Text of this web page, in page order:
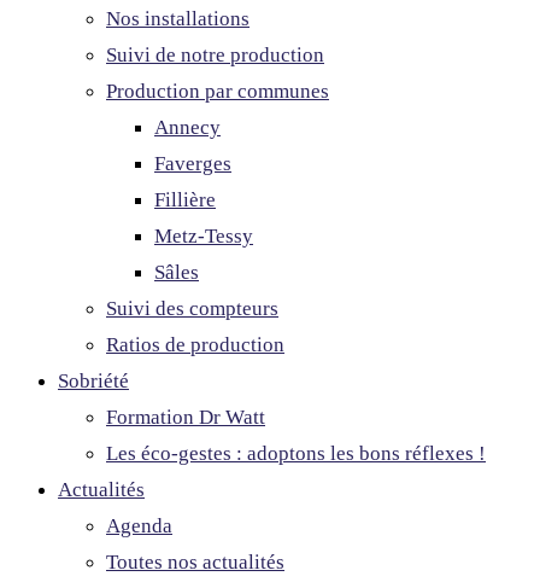
Nos installations
Suivi de notre production
Production par communes
Annecy
Faverges
Fillière
Metz-Tessy
Sâles
Suivi des compteurs
Ratios de production
Sobriété
Formation Dr Watt
Les éco-gestes : adoptons les bons réflexes !
Actualités
Agenda
Toutes nos actualités